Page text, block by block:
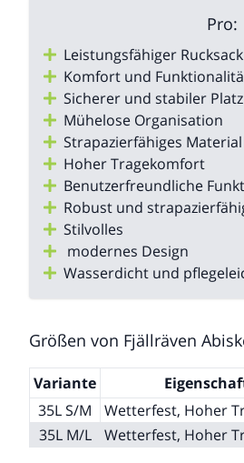
Pro:
Leistungsfähiger Rucksack
Komfort und
Sicherer und stabiler Platz
Mühelose Organisation
Strapazierfähiges Material
Hoher Tragekomfort
Benutzerfreundliche
Robust und
Stilvolles
modernes Design
Wasserdicht und
Größen von Fjällräven
Variante
35L S/M
Wetterfest, Hoher
35L M/L
Wetterfest, Hoher